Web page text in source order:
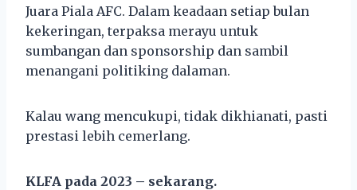
Juara Piala AFC. Dalam keadaan setiap bulan
kekeringan, terpaksa merayu untuk
sumbangan dan sponsorship dan sambil
menangani politiking dalaman.
Kalau wang mencukupi, tidak dikhianati, pasti
prestasi lebih cemerlang.
KLFA pada 2023 – sekarang.